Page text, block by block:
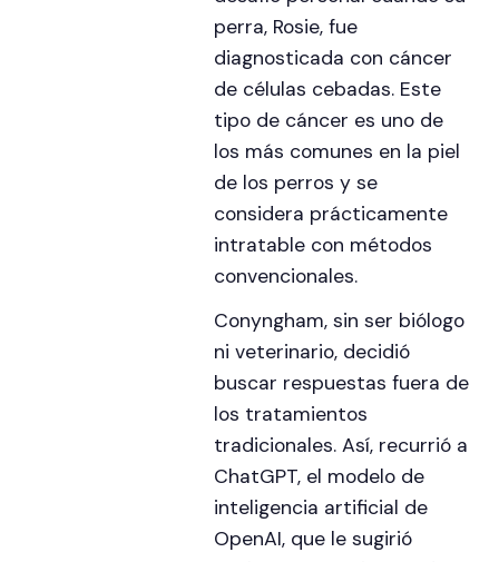
perra, Rosie, fue
diagnosticada con cáncer
de células cebadas. Este
tipo de cáncer es uno de
los más comunes en la piel
de los perros y se
considera prácticamente
intratable con métodos
convencionales.
Conyngham, sin ser biólogo
ni veterinario, decidió
buscar respuestas fuera de
los tratamientos
tradicionales. Así, recurrió a
ChatGPT, el modelo de
inteligencia artificial de
OpenAI, que le sugirió